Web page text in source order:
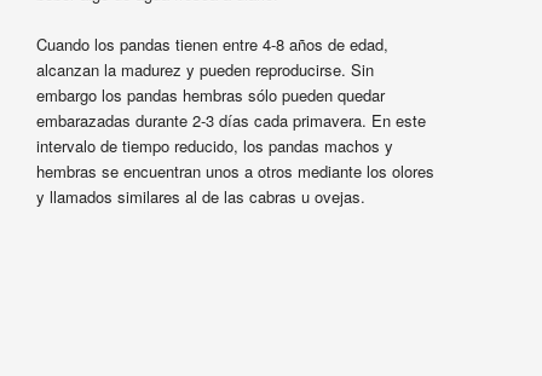
Cuando los pandas tienen entre 4-8 años de edad,
alcanzan la madurez y pueden reproducirse. Sin
embargo los pandas hembras sólo pueden quedar
embarazadas durante 2-3 días cada primavera. En este
intervalo de tiempo reducido, los pandas machos y
hembras se encuentran unos a otros mediante los olores
y llamados similares al de las cabras u ovejas.